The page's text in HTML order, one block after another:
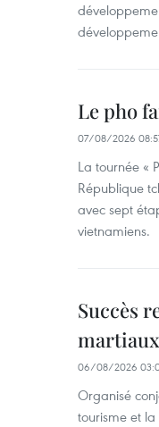
Le pho
07/08/2026
La tournée «
République
avec sept
vietnamiens.
Succès
06/08/2026
Organisé
tourisme et